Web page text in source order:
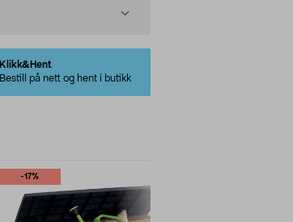
Klikk&Hent
Bestill på nett og hent i butikk
-17%